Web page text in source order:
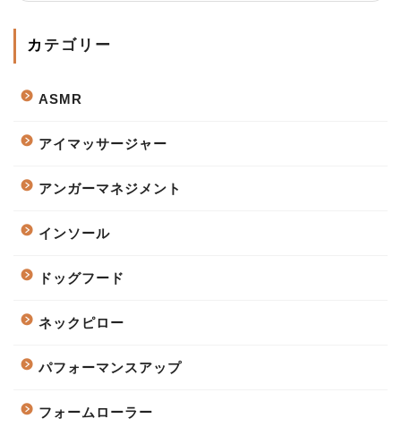
カテゴリー
ASMR
アイマッサージャー
アンガーマネジメント
インソール
ドッグフード
ネックピロー
パフォーマンスアップ
フォームローラー